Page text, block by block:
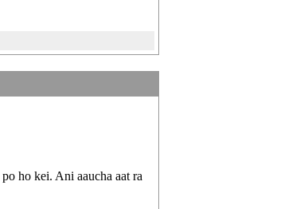
ho kei. Ani aaucha aat ra